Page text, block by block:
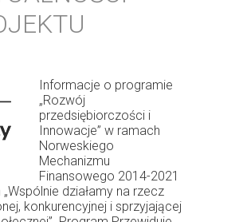
Informacje o programie
„Rozwój
przedsiębiorczości i
Innowacje” w ramach
Norweskiego
Mechanizmu
Finansowego 2014-2021
„Wspólnie działamy na rzecz
konkurencyjnej i sprzyjającej